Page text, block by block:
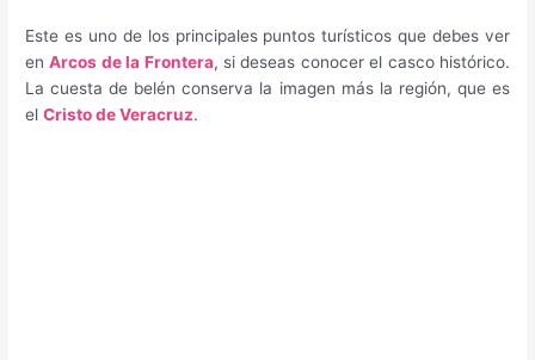
Este es uno de los principales puntos turísticos que debes ver
enArcos de la Frontera, si deseas conocer el casco histórico.
La cuesta de belén conserva la imagen más la región, que es
elCristo de Veracruz.